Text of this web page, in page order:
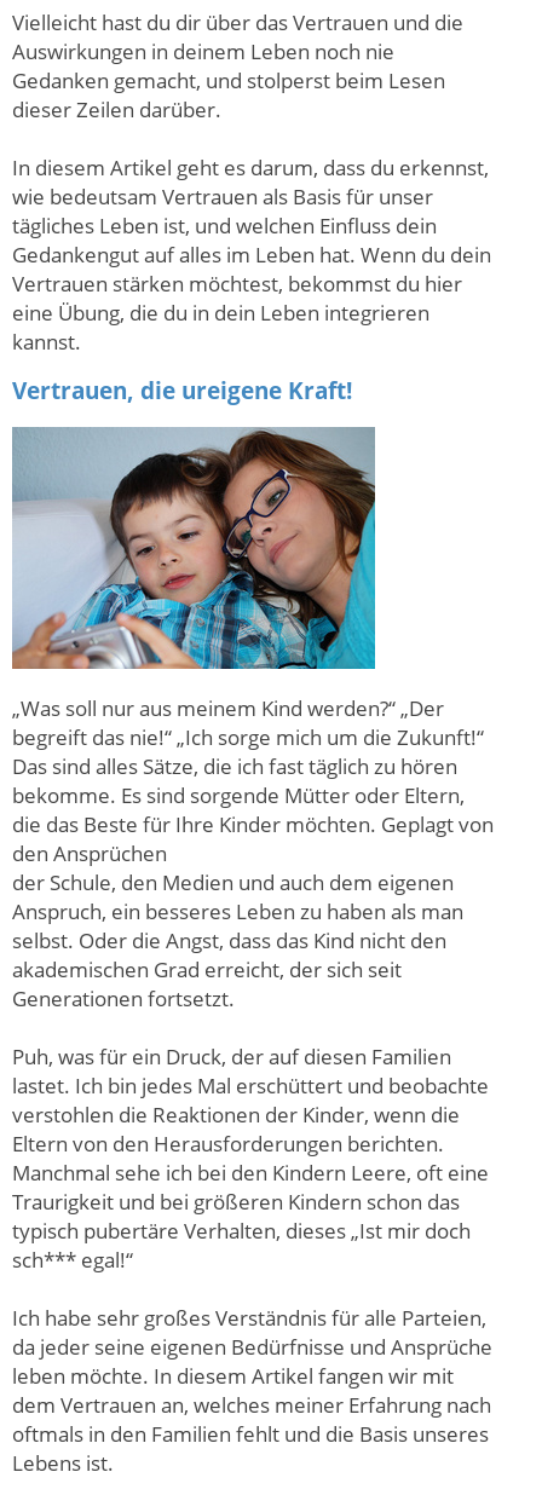
Vielleicht hast du dir über das Vertrauen und die
Auswirkungen in deinem Leben noch nie
Gedanken gemacht, und stolperst beim Lesen
dieser Zeilen darüber.
In diesem Artikel geht es darum, dass du erkennst,
wie bedeutsam Vertrauen als Basis für unser
tägliches Leben ist, und welchen Einfluss dein
Gedankengut auf alles im Leben hat. Wenn du dein
Vertrauen stärken möchtest, bekommst du hier
eine Übung, die du in dein Leben integrieren
kannst.
Vertrauen, die ureigene Kraft!
„Was soll nur aus meinem Kind werden?“ „Der
begreift das nie!“ „Ich sorge mich um die Zukunft!“
Das sind alles Sätze, die ich fast täglich zu hören
bekomme. Es sind sorgende Mütter oder Eltern,
die das Beste für Ihre Kinder möchten. Geplagt von
den Ansprüchen
der Schule, den Medien und auch dem eigenen
Anspruch, ein besseres Leben zu haben als man
selbst. Oder die Angst, dass das Kind nicht den
akademischen Grad erreicht, der sich seit
Generationen fortsetzt.
Puh, was für ein Druck, der auf diesen Familien
lastet. Ich bin jedes Mal erschüttert und beobachte
verstohlen die Reaktionen der Kinder, wenn die
Eltern von den Herausforderungen berichten.
Manchmal sehe ich bei den Kindern Leere, oft eine
Traurigkeit und bei größeren Kindern schon das
typisch pubertäre Verhalten, dieses „Ist mir doch
sch*** egal!“
Ich habe sehr großes Verständnis für alle Parteien,
da jeder seine eigenen Bedürfnisse und Ansprüche
leben möchte. In diesem Artikel fangen wir mit
dem Vertrauen an, welches meiner Erfahrung nach
oftmals in den Familien fehlt und die Basis unseres
Lebens ist.